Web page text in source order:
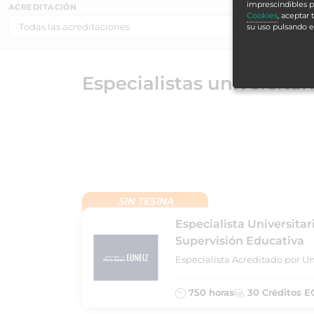
ACREDITACIÓN
Especialistas
SIN TESINA
Especialista
Supervisión Educativa
Especialista Acreditado por
750 horas 30 Créditos
imprescindibles
Cookies ,
su uso pulsando